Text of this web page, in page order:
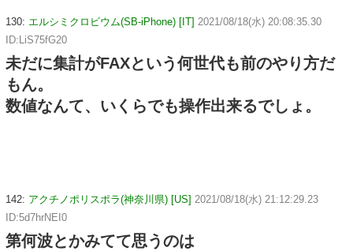
130: エルシミクロビウム(SB-iPhone) [IT] 2021/08/18(水) 20:08:35.30
ID:LiS75fG20
未だに集計がFAXという何世代も前のやり方だ
もん。
数値なんて、いくらでも操作出来るでしょ。
142: アクチノポリスポラ(神奈川県) [US] 2021/08/18(水) 21:12:29.23
ID:5d7hrNEI0
第何波とかみてて思うのは